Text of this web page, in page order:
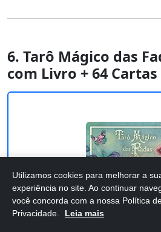
6. Tarô Mágico das
com Livro + 64 Cartas
Utilizamos cookies para melhorar a
experiência no site. Ao continuar
você concorda com a nossa Política
Privacidade.
Leia mais